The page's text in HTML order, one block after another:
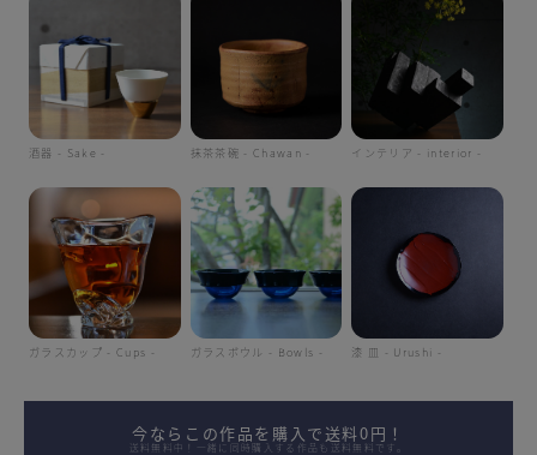
酒器 - Sake - 抹茶茶碗 - Chawan - インテリア - interior -
ガラスカップ - Cups - ガラスボウル - Bowls - 漆 皿 - Urushi -
今ならこの作品を購入で送料0円！
送料無料中！一緒に同時購入する作品も送料無料です。